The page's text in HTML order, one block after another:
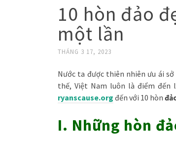
10 hòn đảo
một lần
THÁNG 3 17, 2023
Nước ta được thiên nhiên ưu ái
thế, Việt Nam luôn là điểm đến
ryanscause.org đến với 10 hòn
I. Những hòn